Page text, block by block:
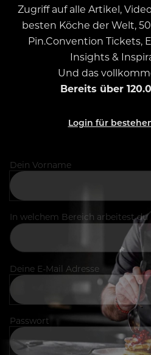
Zugriff auf alle Artikel,
besten Köche der Welt,
Pin.Convention Tickets,
Insights &
Und das
Bereits über
Login für
Dein Vorname
In welchem Bereich arbeitest du
Deine E-Mail Adresse
Passwort